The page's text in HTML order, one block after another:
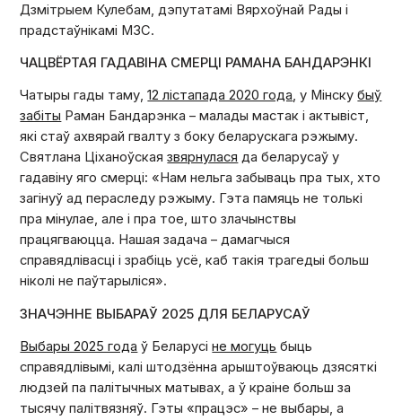
Дзмітрыем Кулебам, дэпутатамі Вярхоўнай Рады і
прадстаўнікамі МЗС.
ЧАЦВЁРТАЯ ГАДАВІНА СМЕРЦІ РАМАНА БАНДАРЭНКІ
Чатыры гады таму,12 лістапада 2020 года, у Мінскубыў
забіты Раман Бандарэнка – малады мастак і актывіст,
які стаў ахвярай гвалту з боку беларускага рэжыму.
Святлана Ціханоўскаязвярнулася да беларусаў у
гадавіну яго смерці: «Нам нельга забываць пра тых, хто
загінуў ад пераследу рэжыму. Гэта памяць не толькі
пра мінулае, але і пра тое, што злачынствы
працягваюцца. Нашая задача – дамагчыся
справядлівасці і зрабіць усё, каб такія трагедыі больш
ніколі не паўтарыліся».
ЗНАЧЭННЕ ВЫБАРАЎ 2025 ДЛЯ БЕЛАРУСАЎ
Выбары 2025 года ў Беларусіне могуць быць
справядлівымі, калі штодзённа арыштоўваюць дзясяткі
людзей па палітычных матывах, а ў краіне больш за
тысячу палітвязняў. Гэты «працэс» – не выбары, а